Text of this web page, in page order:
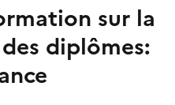
sur la
diplômes: